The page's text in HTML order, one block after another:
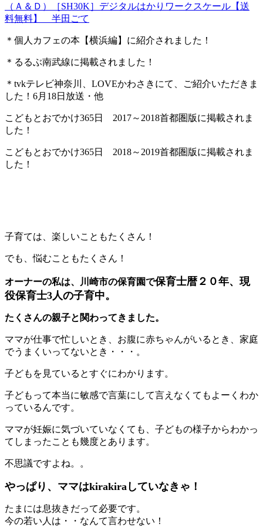
（Ａ＆Ｄ）［SH30K］デジタルはかりワークスケール【送
料無料】 半田ごて
＊個人カフェの本【横浜編】に紹介されました！
＊るるぶ南武線に掲載されました！
＊tvkテレビ神奈川、LOVEかわさきにて、ご紹介いただきま
した！6月18日放送・他
こどもとおでかけ365日 2017～2018首都圏版に掲載されま
した！
こどもとおでかけ365日 2018～2019首都圏版に掲載されま
した！
子育ては、楽しいこともたくさん！
でも、悩むこともたくさん！
オーナーの私は、川崎市の保育園で保育士暦２０年、現
役保育士3人の子育中。
たくさんの親子と関わってきました。
ママが仕事で忙しいとき、お腹に赤ちゃんがいるとき、家庭
でうまくいってないとき・・・。
子どもを見ているとすぐにわかります。
子どもって本当に敏感で言葉にして言えなくてもよーくわか
っているんです。
ママが妊娠に気づいていなくても、子どもの様子からわかっ
てしまったことも幾度とあります。
不思議ですよね。。
やっぱり、ママはkirakiraしていなきゃ！
たまには息抜きだって必要です。
今の若い人は・・なんて言わせない！